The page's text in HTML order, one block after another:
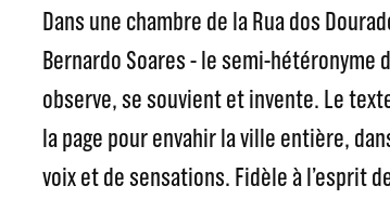
Dans une chambre de la Rua dos
Bernardo Soares - le semi-hétéronyme
observe, se souvient et invente. Le
la page pour envahir la ville entière,
voix et de sensations. Fidèle à l’esprit